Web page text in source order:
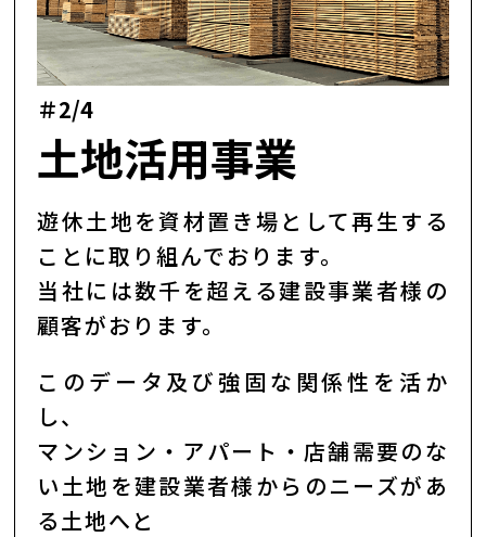
＃2/4
土地活用事業
遊休土地を資材置き場として再生する
ことに取り組んでおります。
当社には数千を超える建設事業者様の
顧客がおります。
このデータ及び強固な関係性を活か
し、
マンション・アパート・店舗需要のな
い土地を建設業者様からのニーズがあ
る土地へと